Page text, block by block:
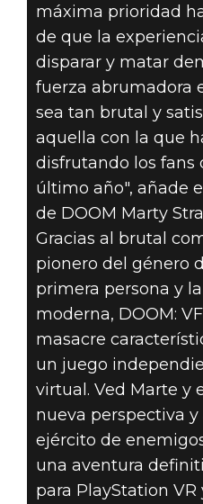
máxima prioridad
de que la
disparar y matar
fuerza abrumadora
sea tan brutal y
aquella con la que
disfrutando los fans
último año", añade
de DOOM Marty
Gracias al brutal
pionero del género
primera persona y
moderna, DOOM:
masacre
un juego
virtual. Ved Marte y
nueva perspectiva
ejército de
una aventura
para PlayStation VR